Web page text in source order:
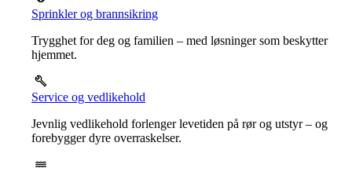
Sprinkler og brannsikring
Trygghet for deg og familien – med løsninger som beskytter
hjemmet.
Service og vedlikehold
Jevnlig vedlikehold forlenger levetiden på rør og utstyr – og
forebygger dyre overraskelser.